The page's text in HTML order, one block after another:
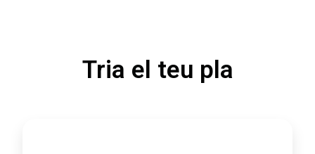
Tria el teu pla